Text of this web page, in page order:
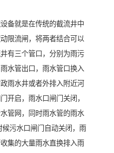
备就是在传统的截流井中
限流闸，将两者结合可以
有三个管口，分别为雨污
水管出口，雨水管口换入
雨水井或者外排入附近河
开启，雨水口闸门关闭，
管网，同时雨水管的雨水
污水口闸门自动关闭，雨
集的大量雨水直换排入雨